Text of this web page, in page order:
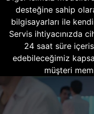
desteğine sahip
bilgisayarları ile
Servis ihtiyacınızda
24 saat süre
edebileceğimiz
müşteri